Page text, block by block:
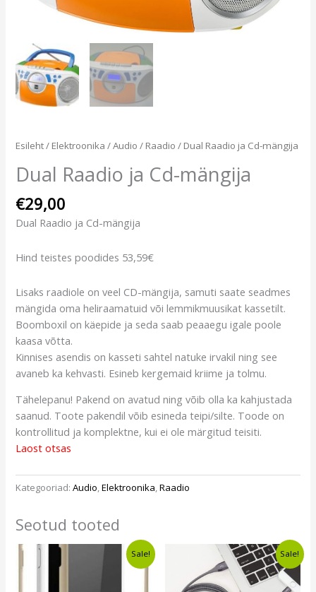
Esileht/ Elektroonika /Audio / Raadio / Dual Raadio ja Cd-mängija
Dual Raadio ja Cd-mängija
€29,00
Dual Raadio ja Cd-mängija
Hind teistes poodides 53,59€
Lisaks raadiole on veel CD-mängija, samuti saate seadmes
mängida oma heliraamatuid või lemmikmuusikat kassetilt.
Boomboxil on käepide ja seda saab peaaegu igale poole
kaasa võtta.
Kinnises asendis on kasseti sahtel natuke irvakil ning see
avaneb ka kehvasti. Esineb kergemaid kriime ja tolmu.
Tähelepanu! Pakend on avatud ning võib olla ka kahjustada
saanud. Toote pakendil võib esineda teipi/silte. Toode on
kontrollitud ja komplektne, kui ei ole märgitud teisiti.
Laost otsas
Kategooriad:Audio,Elektroonika,Raadio
Seotud tooted
Sale!
Current
price
Sale!
Algne
hind
oli:
€10,49.
Current
price
is:
€5,99.